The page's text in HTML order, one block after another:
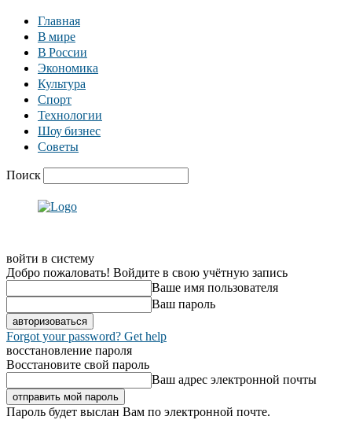
Главная
В мире
В России
Экономика
Культура
Спорт
Технологии
Шоу бизнес
Советы
Поиск
войти в систему
Добро пожаловать! Войдите в свою учётную запись
Ваше имя пользователя
Ваш пароль
Forgot your password? Get help
восстановление пароля
Восстановите свой пароль
Ваш адрес электронной почты
Пароль будет выслан Вам по электронной почте.